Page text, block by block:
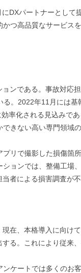
DXパートナーと
つ高品質なサービ
ンである。事故対応
。2022年11月には
率化される見込みで
きない高い専門領域
リで撮影した損傷箇
ョンでは、整備工
者による損害調査
在、本格導入に向
る。これにより従来
ケートでは多くの